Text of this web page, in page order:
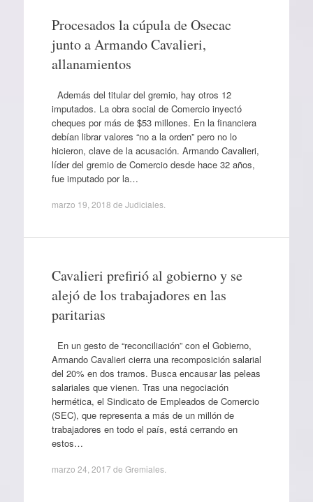
Procesados la cúpula de Osecac
junto a Armando Cavalieri,
allanamientos
Además del titular del gremio, hay otros 12
imputados. La obra social de Comercio inyectó
cheques por más de $53 millones. En la financiera
debían librar valores “no a la orden” pero no lo
hicieron, clave de la acusación. Armando Cavalieri,
líder del gremio de Comercio desde hace 32 años,
fue imputado por la…
marzo 19, 2018 de Judiciales.
Cavalieri prefirió al gobierno y se
alejó de los trabajadores en las
paritarias
En un gesto de “reconciliación” con el Gobierno,
Armando Cavalieri cierra una recomposición salarial
del 20% en dos tramos. Busca encausar las peleas
salariales que vienen. Tras una negociación
hermética, el Sindicato de Empleados de Comercio
(SEC), que representa a más de un millón de
trabajadores en todo el país, está cerrando en
estos…
marzo 24, 2017 de Gremiales.